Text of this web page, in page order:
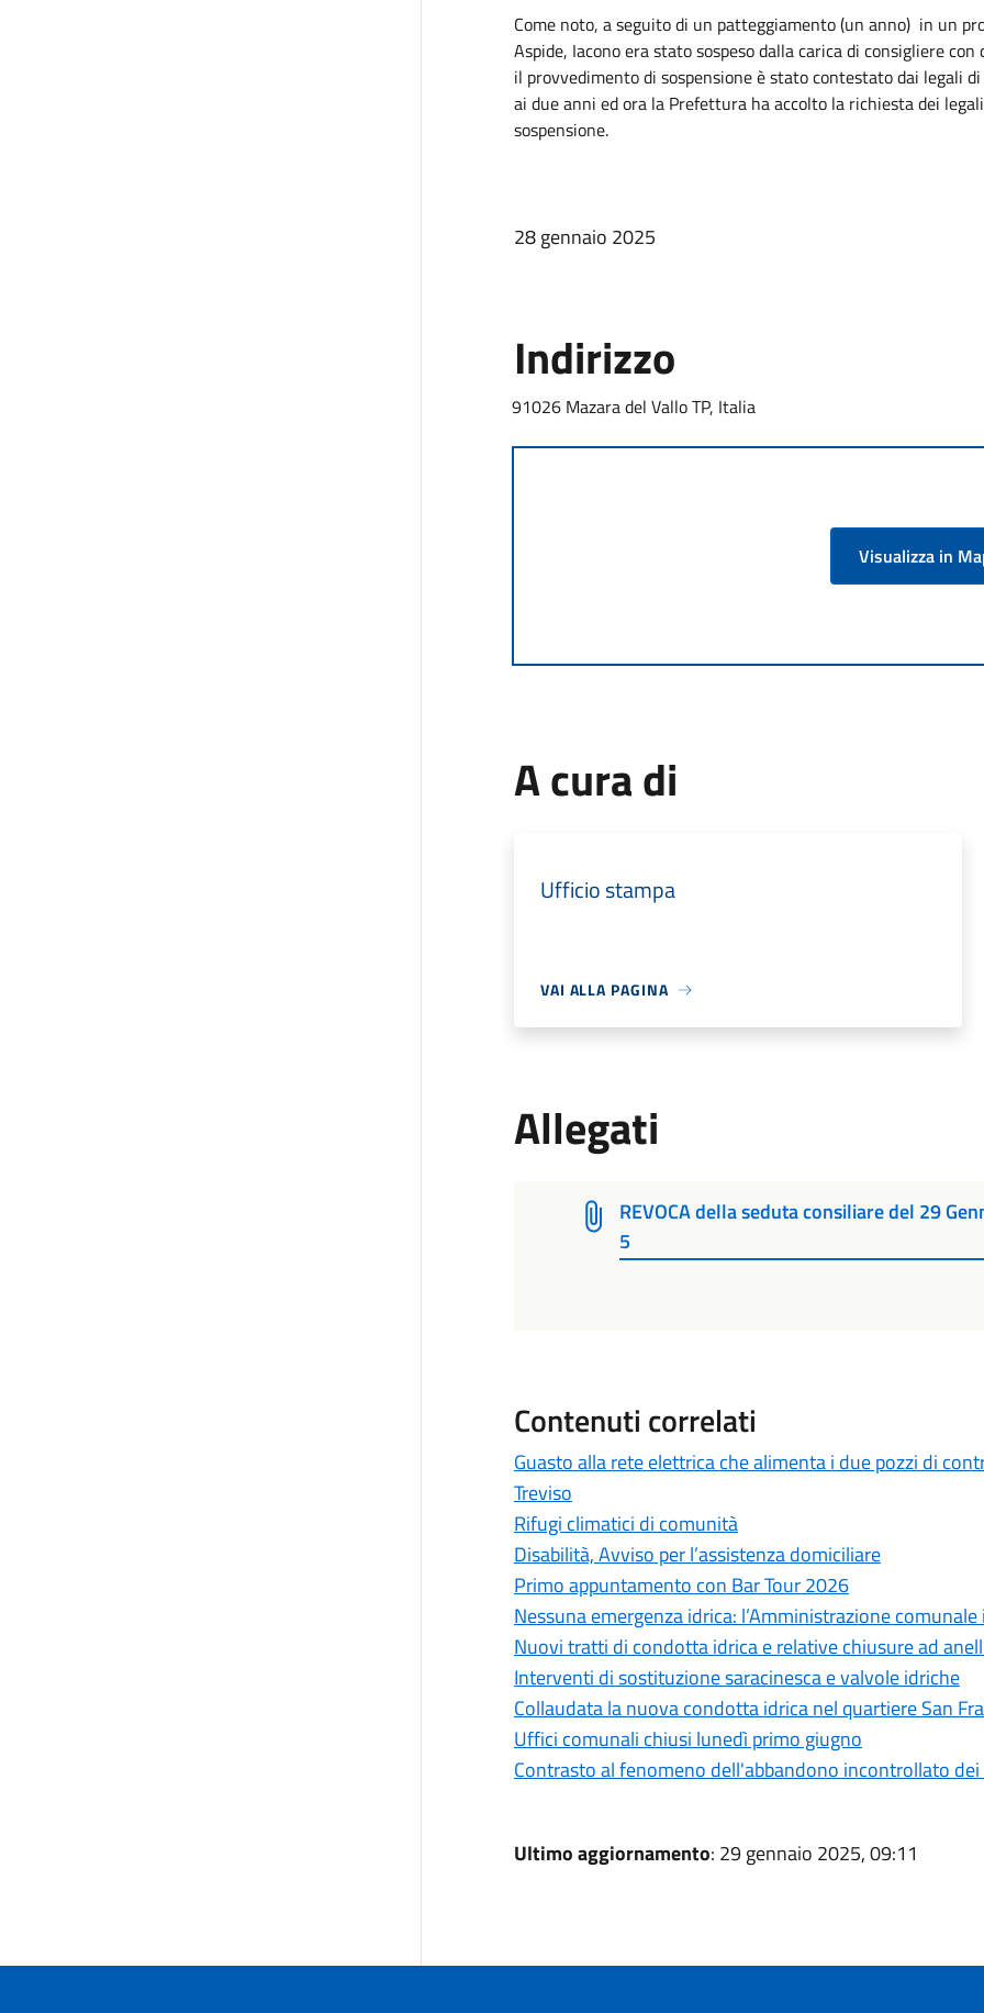
Come noto, a seguito di un patteggiamento (un anno) in un
Aspide, Iacono era stato sospeso dalla carica di consigliere
il provvedimento di sospensione è stato contestato dai legali
ai due anni ed ora la Prefettura ha accolto la richiesta dei
sospensione.
28 gennaio 2025
Indirizzo
91026 Mazara del Vallo TP, Italia
Visualizza in
A cura di
Ufficio stampa
VAI ALLA PAGINA
Allegati
REVOCA della seduta consiliare del 29
5
Contenuti correlati
Guasto alla rete elettrica che alimenta i due pozzi di
Treviso
Rifugi climatici di comunità
Disabilità, Avviso per l’assistenza domiciliare
Primo appuntamento con Bar Tour 2026
Nessuna emergenza idrica: l’Amministrazione
Nuovi tratti di condotta idrica e relative chiusure ad
Interventi di sostituzione saracinesca e valvole idriche
Collaudata la nuova condotta idrica nel quartiere San
Uffici comunali chiusi lunedì primo giugno
Contrasto al fenomeno dell'abbandono incontrollato
Ultimo aggiornamento: 29 gennaio 2025, 09:11